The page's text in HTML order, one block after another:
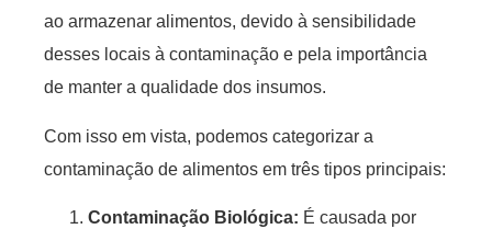
ao armazenar alimentos, devido à sensibilidade
desses locais à contaminação e pela importância
de manter a qualidade dos insumos.
Com isso em vista, podemos categorizar a
contaminação de alimentos em três tipos principais:
Contaminação Biológica: É causada por